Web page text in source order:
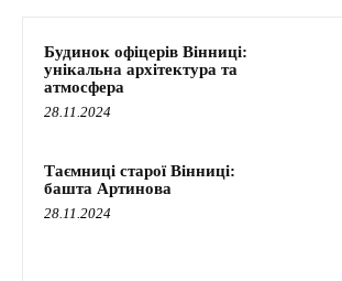
Будинок офіцерів Вінниці:
унікальна архітектура та
атмосфера
28.11.2024
Таємниці старої Вінниці:
башта Артинова
28.11.2024